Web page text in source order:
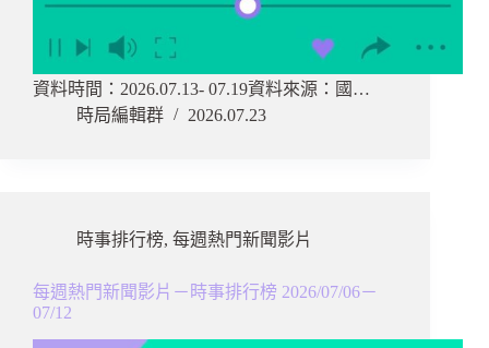
資料時間：2026.07.13- 07.19資料來源：國…
時局編輯群
2026.07.23
時事排行榜, 每週熱門新聞影片
每週熱門新聞影片－時事排行榜 2026/07/06－
07/12